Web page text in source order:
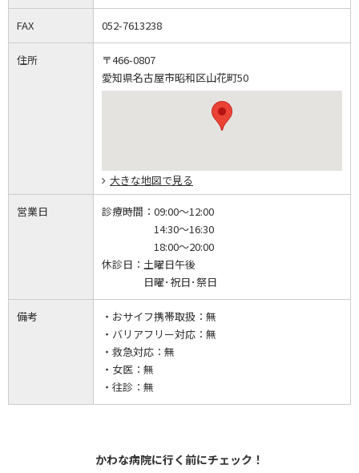
FAX 052-7613238
住所
〒466-0807
愛知県名古屋市昭和区山花町50
大きな地図で見る
営業日 診療時間： 09:00～12:00
14:30～16:30
18:00～20:00
休診日： 土曜日午後
日曜･祝日･祭日
備考
・おサイフ携帯取扱：無
・バリアフリー対応：無
・救急対応：無
・女医：無
・往診：無
かわな病院に行く前にチェック！